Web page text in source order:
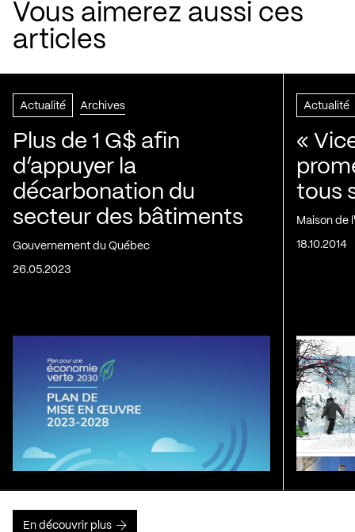
Vous aimerez aussi ces
articles
Actualité Archives
Plus de 1 G$ afin
d’appuyer la
décarbonation du
secteur des bâtiments
Gouvernement du Québec
26.05.2023
Actualité
«
tous
Maison de
18.10.2014
En découvrir plus